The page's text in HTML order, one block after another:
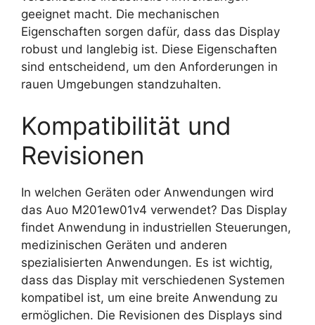
geeignet macht. Die mechanischen
Eigenschaften sorgen dafür, dass das Display
robust und langlebig ist. Diese Eigenschaften
sind entscheidend, um den Anforderungen in
rauen Umgebungen standzuhalten.
Kompatibilität und
Revisionen
In welchen Geräten oder Anwendungen wird
das Auo M201ew01v4 verwendet? Das Display
findet Anwendung in industriellen Steuerungen,
medizinischen Geräten und anderen
spezialisierten Anwendungen. Es ist wichtig,
dass das Display mit verschiedenen Systemen
kompatibel ist, um eine breite Anwendung zu
ermöglichen. Die Revisionen des Displays sind